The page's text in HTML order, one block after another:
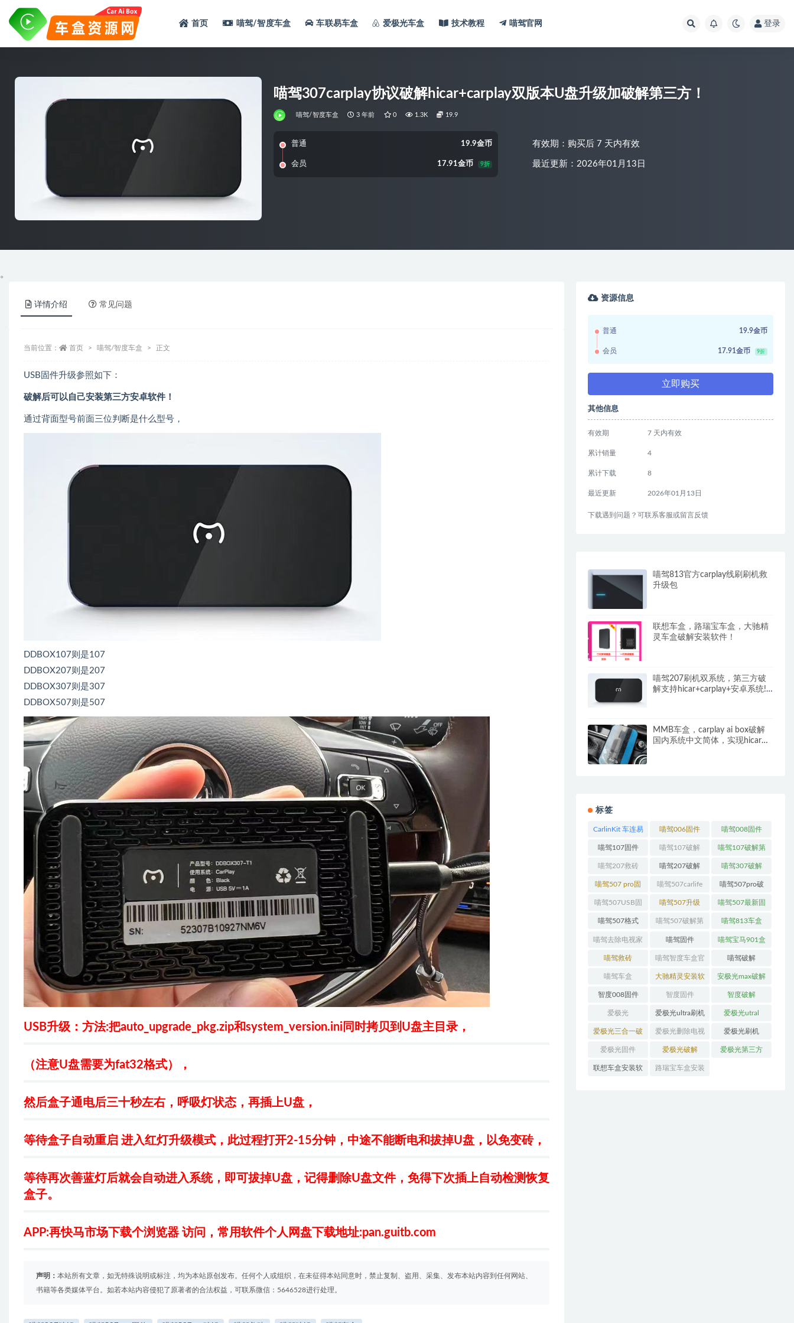
首页 喵驾/智度车盒 车联易车盒 爱极光车盒 技术教程 喵驾官网 登录
喵驾307carplay协议破解hicar+carplay双版本U盘升级加破解第三方！
喵驾/智度车盒 3 年前 0 1.3K 19.9
普通 19.9金币
会员 17.91金币 9折
有效期：购买后 7 天内有效
最近更新：2026年01月13日
。
详情介绍 常见问题
当前位置： 首页 喵驾/智度车盒 正文
USB固件升级参照如下：
破解后可以自己安装第三方安卓软件！
通过背面型号前面三位判断是什么型号，
DDBOX107则是107
DDBOX207则是207
DDBOX307则是307
DDBOX507则是507
USB升级：方法:把auto_upgrade_pkg.zip和system_version.ini同时拷贝到U盘主目录，
（注意U盘需要为fat32格式），
然后盒子通电后三十秒左右，呼吸灯状态，再插上U盘，
等待盒子自动重启 进入红灯升级模式，此过程打开2-15分钟，中途不能断电和拔掉U盘，以免变砖，
等待再次善蓝灯后就会自动进入系统，即可拔掉U盘，记得删除U盘文件，免得下次插上自动检测恢复
盒子。
APP:再快马市场下载个浏览器 访问，常用软件个人网盘下载地址:pan.guitb.com
声明： 本站所有文章，如无特殊说明或标注，均为本站原创发布。任何个人或组织，在未征得本站同意时，禁止复制、盗用、采集、发布本站内容到任何网站、
书籍等各类媒体平台。如若本站内容侵犯了原著者的合法权益，可联系微信：5646528进行处理。
资源信息
普通 19.9金币
会员 17.91金币 9折
立即购买
其他信息
有效期 7 天内有效
累计销量 4
累计下载 8
最近更新 2026年01月13日
下载遇到问题？可联系客服或留言反馈
喵驾813官方carplay线刷刷机救
升级包
联想车盒，路瑞宝车盒，大驰精
灵车盒破解安装软件！
喵驾207刷机双系统，第三方破
解支持hicar+carplay+安卓系统!
MMB车盒，carplay ai box破解
国内系统中文简体，实现hicar，
标签
CarlinKit 车连易
T-Box-Plus_138
版本_安卓
喵驾006固件 喵驾008固件
喵驾107固件 喵驾107破解 喵驾107破解第
三方软件固件
喵驾207救砖 喵驾207破解 喵驾307破解
喵驾507 pro固
件
喵驾507carlife 喵驾507pro破
解
喵驾507USB固
件
喵驾507升级 喵驾507最新固
件
喵驾507格式 喵驾507破解第
三方
喵驾813车盒
喵驾去除电视家 喵驾固件 喵驾宝马901盒
子
喵驾救砖 喵驾智度车盒官
方线刷救砖系
统！
喵驾破解
喵驾车盒 大驰精灵安装软
件
安极光max破解
智度008固件 智度固件 智度破解
爱极光 爱极光ultra刷机
包
爱极光utral
爱极光三合一破
解
爱极光删除电视
家
爱极光刷机
爱极光固件 爱极光破解 爱极光第三方
联想车盒安装软 路瑞宝车盒安装